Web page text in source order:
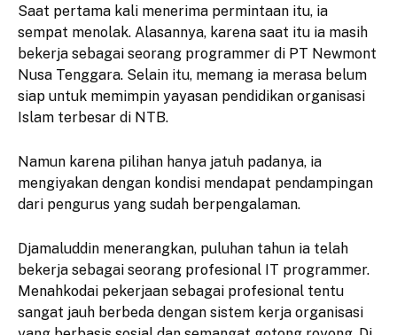
Saat pertama kali menerima permintaan itu, ia
sempat menolak. Alasannya, karena saat itu ia masih
bekerja sebagai seorang programmer di PT Newmont
Nusa Tenggara. Selain itu, memang ia merasa belum
siap untuk memimpin yayasan pendidikan organisasi
Islam terbesar di NTB.
Namun karena pilihan hanya jatuh padanya, ia
mengiyakan dengan kondisi mendapat pendampingan
dari pengurus yang sudah berpengalaman.
Djamaluddin menerangkan, puluhan tahun ia telah
bekerja sebagai seorang profesional IT programmer.
Menahkodai pekerjaan sebagai profesional tentu
sangat jauh berbeda dengan sistem kerja organisasi